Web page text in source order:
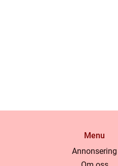
Menu
Annonsering